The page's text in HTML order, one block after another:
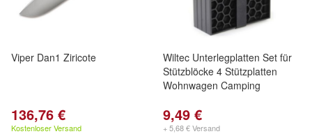
Viper Dan1 Ziricote
136,76 €
Kostenloser Versand
Wiltec Unterlegplatten Set für
Stützblöcke 4 Stützplatten
Wohnwagen Camping
9,49 €
+ 5,68 € Versand